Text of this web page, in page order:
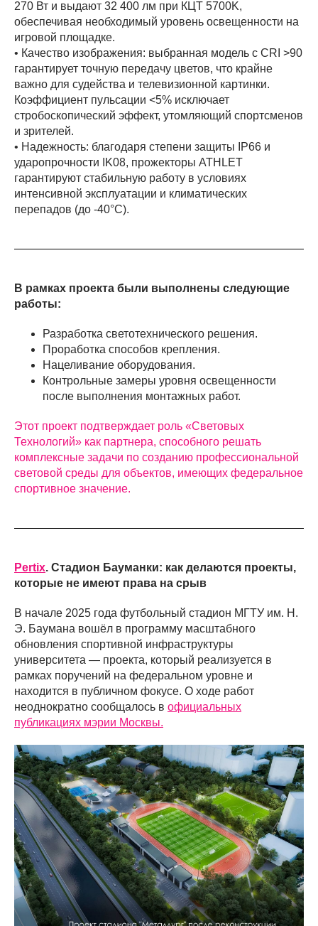
270 Вт и выдают 32 400 лм при КЦТ 5700K,
обеспечивая необходимый уровень освещенности на
игровой площадке.
• Качество изображения: выбранная модель с CRI >90
гарантирует точную передачу цветов, что крайне
важно для судейства и телевизионной картинки.
Коэффициент пульсации <5% исключает
стробоскопический эффект, утомляющий спортсменов
и зрителей.
• Надежность: благодаря степени защиты IP66 и
ударопрочности IK08, прожекторы ATHLET
гарантируют стабильную работу в условиях
интенсивной эксплуатации и климатических
перепадов (до -40°C).
В рамках проекта были выполнены следующие
работы:
Разработка светотехнического решения.
Проработка способов крепления.
Нацеливание оборудования.
Контрольные замеры уровня освещенности
после выполнения монтажных работ.
Этот проект подтверждает роль «Световых
Технологий» как партнера, способного решать
комплексные задачи по созданию профессиональной
световой среды для объектов, имеющих федеральное
спортивное значение.
Pertix. Стадион Бауманки: как делаются проекты,
которые не имеют права на срыв
В начале 2025 года футбольный стадион МГТУ им. Н.
Э. Баумана вошёл в программу масштабного
обновления спортивной инфраструктуры
университета — проекта, который реализуется в
рамках поручений на федеральном уровне и
находится в публичном фокусе. О ходе работ
неоднократно сообщалось в официальных
публикациях мэрии Москвы.